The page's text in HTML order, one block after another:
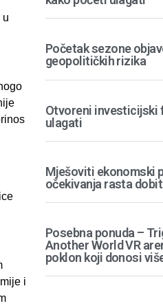
u
i
Početak sezone
geopolitičkih rizika
Otvoreni investicijski
ulagati
Mješoviti ekonomski
očekivanja rasta
Posebna ponuda –
Another World VR
poklon koji donosi